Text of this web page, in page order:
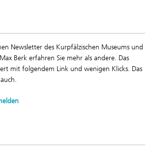
Newsletter des Kurpfälzischen Museums und
Berk erfahren Sie mehr als andere. Das
mit folgendem Link und wenigen Klicks. Das